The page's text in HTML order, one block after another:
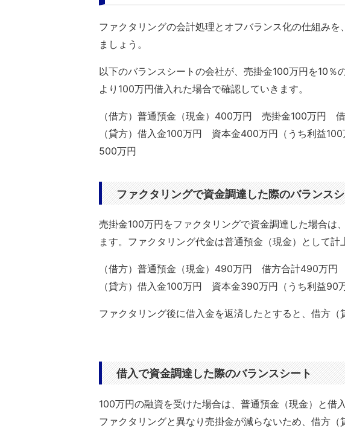
ファクタリングの会計処理とオフバランス化の仕組み
ましょう。
以下のバランスシートの会社が、売掛金100万円を10％
より100万円借入れた場合で確認していきます。
（借方）普通預金（現金）400万円 売掛金100万円
（貸方）借入金100万円 資本金400万円（うち利益
500万円
ファクタリングで資金調達した際のバランス
売掛金100万円をファクタリングで資金調達した場合は
ます。ファクタリング代金は普通預金（現金）として計
（借方）普通預金（現金）490万円 借方合計490万円
（貸方）借入金100万円 資本金390万円（うち利益90
ファクタリング後に借入金を返済したとすると、借方（
借入で資金調達した際のバランスシート
100万円の融資を受けた場合は、普通預金（現金）と借
ファクタリングと異なり売掛金が減らないため、借方（